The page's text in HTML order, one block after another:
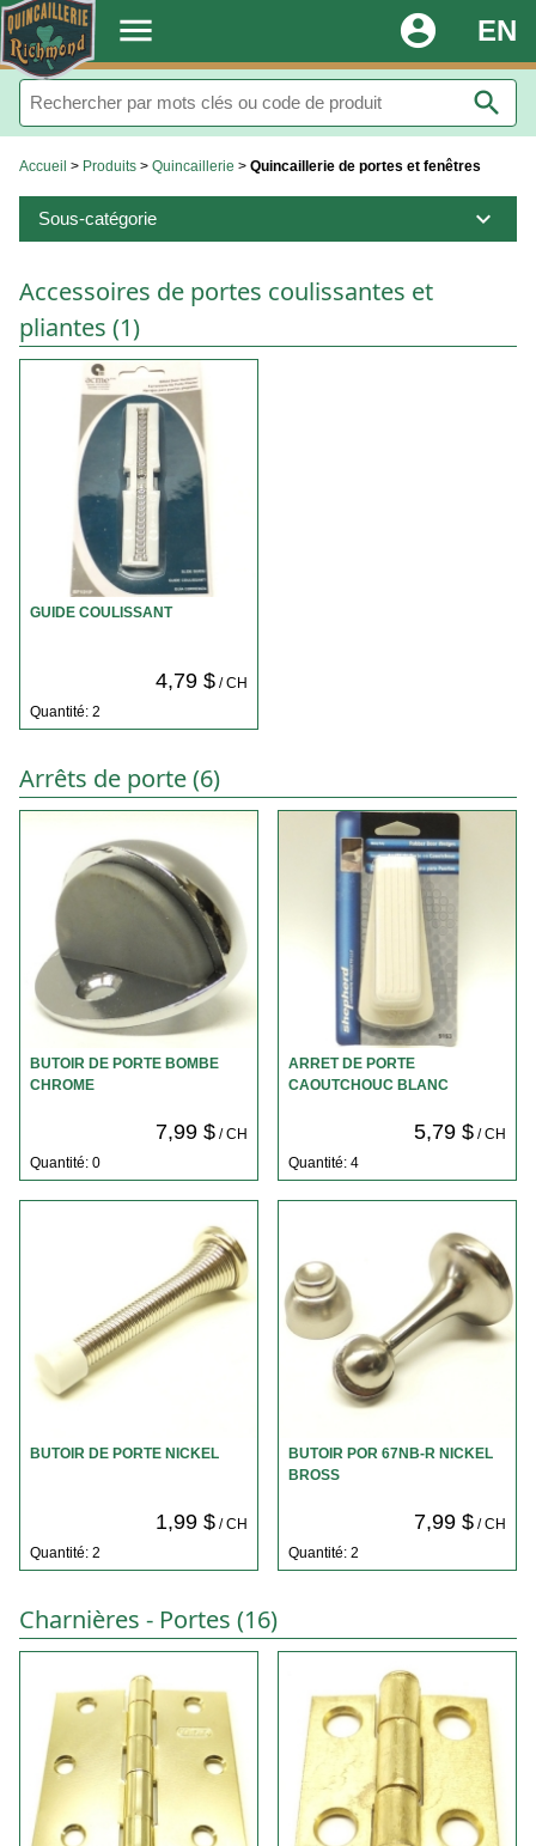
. menu EN
account_circle
search
Accueil > Produits > Quincaillerie > Quincaillerie de portes et fenêtres
Sous-catégorie expand_more
Accessoires de portes coulissantes et
pliantes (1)
GUIDE COULISSANT
4,79 $/ CH
Quantité: 2
Arrêts de porte (6)
BUTOIR DE PORTE BOMBE
CHROME
7,99 $/ CH
Quantité: 0
ARRET DE PORTE
CAOUTCHOUC BLANC
5,79 $/ CH
Quantité: 4
BUTOIR DE PORTE NICKEL
1,99 $/ CH
Quantité: 2
BUTOIR POR 67NB-R NICKEL
BROSS
7,99 $/ CH
Quantité: 2
Charnières - Portes (16)